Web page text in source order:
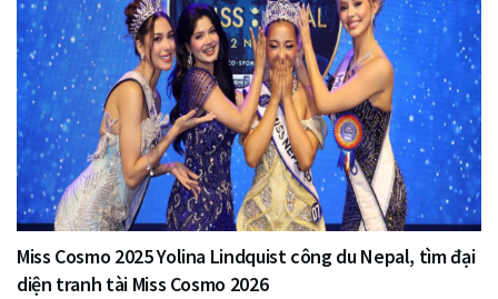
Miss Cosmo 2025 Yolina Lindquist công du Nepal, tìm đại
diện tranh tài Miss Cosmo 2026